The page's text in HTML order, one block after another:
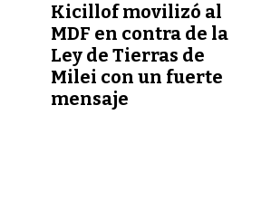
Kicillof movilizó al
MDF en contra de la
Ley de Tierras de
Milei con un fuerte
mensaje